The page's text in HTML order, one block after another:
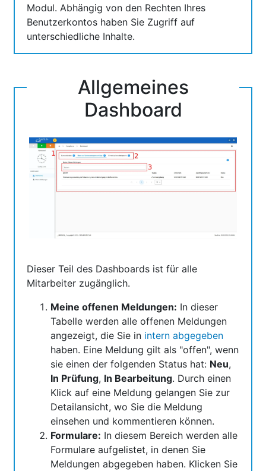
Modul. Abhängig von den Rechten Ihres
Benutzerkontos haben Sie Zugriff auf
unterschiedliche Inhalte.
Allgemeines
Dashboard
Dieser Teil des Dashboards ist für alle
Mitarbeiter zugänglich.
Meine offenen Meldungen: In dieser
Tabelle werden alle offenen Meldungen
angezeigt, die Sie in intern abgegeben
haben. Eine Meldung gilt als "offen", wenn
sie einen der folgenden Status hat: Neu,
In Prüfung, In Bearbeitung. Durch einen
Klick auf eine Meldung gelangen Sie zur
Detailansicht, wo Sie die Meldung
einsehen und kommentieren können.
Formulare: In diesem Bereich werden alle
Formulare aufgelistet, in denen Sie
Meldungen abgegeben haben. Klicken Sie